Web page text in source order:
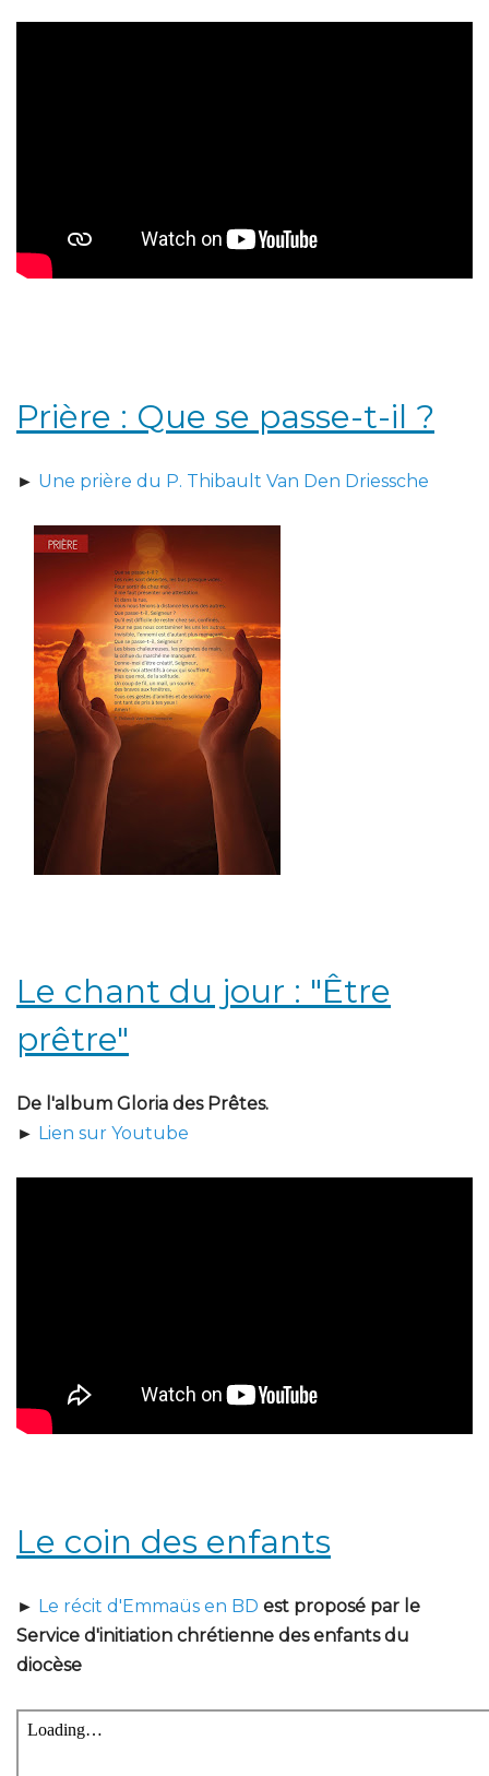
Prière : Que se passe-t-il ?
► Une prière du P. Thibault Van Den Driessche
Le chant du jour : "Être
prêtre"
De l'album Gloria des Prêtes.
► Lien sur Youtube
Le coin des enfants
► Le récit d'Emmaüs en BD est proposé par le
Service d'initiation chrétienne des enfants du
diocèse